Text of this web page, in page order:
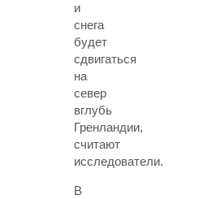
и
снега
будет
сдвигаться
на
север
вглубь
Гренландии,
считают
исследователи.
В